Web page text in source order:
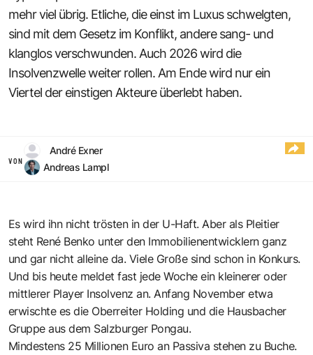
mehr viel übrig. Etliche, die einst im Luxus schwelgten,
sind mit dem Gesetz im Konflikt, andere sang- und
klanglos verschwunden. Auch 2026 wird die
Insolvenzwelle weiter rollen. Am Ende wird nur ein
Viertel der einstigen Akteure überlebt haben.
VON
André Exner
Andreas Lampl
Es wird ihn nicht trösten in der U-Haft. Aber als Pleitier
steht René Benko unter den Immobilienentwicklern ganz
und gar nicht alleine da. Viele Große sind schon in Konkurs.
Und bis heute meldet fast jede Woche ein kleinerer oder
mittlerer Player Insolvenz an. Anfang November etwa
erwischte es die Oberreiter Holding und die Hausbacher
Gruppe aus dem Salzburger Pongau.
Mindestens 25 Millionen Euro an Passiva stehen zu Buche.